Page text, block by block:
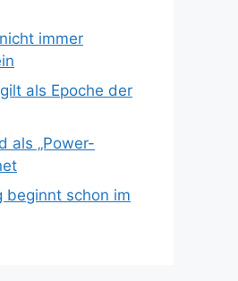
immer
als Epoche der
als „Power-
beginnt schon im